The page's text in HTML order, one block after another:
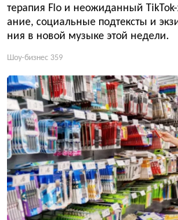
терапия Flo и неожиданный
ание, социальные подтексты и
ния в новой музыке этой недели.
Шоу-бизнес 359